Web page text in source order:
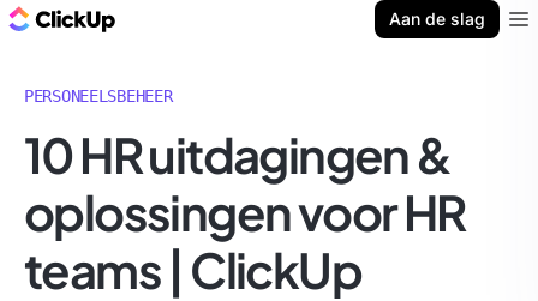
Aan de slag
PERSONEELSBEHEER
10 HR uitdagingen &
oplossingen voor HR
teams | ClickUp